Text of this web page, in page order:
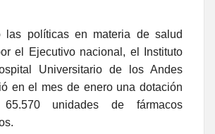
las políticas en materia de salud
el Ejecutivo nacional, el Instituto
Universitario de los Andes
en el mes de enero una dotación
unidades de fármacos